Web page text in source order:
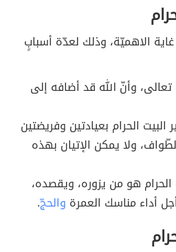
الاهميّة، وذلك لعدّة أسبابٍ
تعالى، وأنّ الله قد أضافه إلى
الحرام بعيادتين وفريضتين
ولا يمكن الإتيان بهذه
هو من يزوره، ويقصده،
أداء مناسك العمرة والحجّ.